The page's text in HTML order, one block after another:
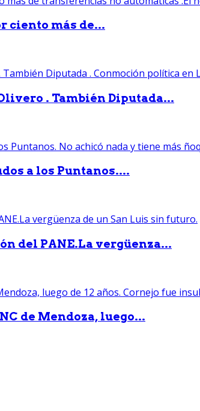
ciento más de...
. También Diputada...
a los Puntanos....
del PANE.La vergüenza...
de Mendoza, luego...